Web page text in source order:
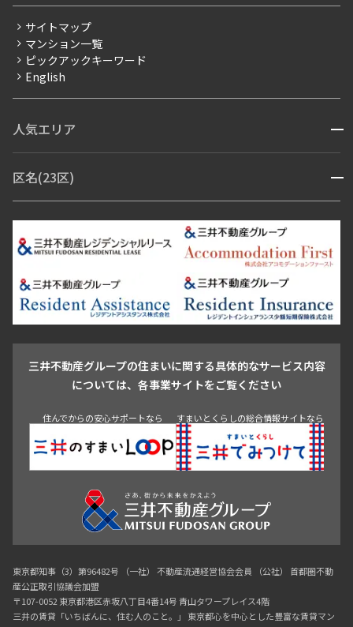
賃料改定
フリーレント
ペット可
ブランドマンション
サイトマップ
マンション一覧
ピックアックキーワード
English
人気エリア 開閉
青山・表参道・原宿
市ヶ谷・神楽坂・飯田橋
三田・芝・浜松町
芝浦・汐留・品川
月島・勝どき・豊洲
本郷・春日・小石川
目白・高田馬場・早稲田
池尻大橋・三軒茶屋
祐天寺・学芸大学・自由が丘
駒沢・用賀・二子玉川
成城・砧
池袋・板橋・王子
青山 渋谷 東京・大手町 新宿 品川
目黒・中目黒
区名(23区) 開閉
江東区 台東区 墨田区
中野区
豊島区
杉並区 板橋区 練馬区 荒川区
足立区
葛飾区
江戸川区
三井不動産グループの住まいに関する具体的なサービス内容
については、各事業サイトをご覧ください
住んでからの安心サポートなら すまいとくらしの総合情報サイトなら
東京都知事（3）第96482号 （一社） 不動産流通経営協会会員 （公社） 首都圏不動
産公正取引協議会加盟
〒107-0052 東京都港区赤坂八丁目4番14号 青山タワープレイス4階
三井の賃貸「いちばんに、住む人のこと。」 東京都心を中心とした豊富な賃貸マン